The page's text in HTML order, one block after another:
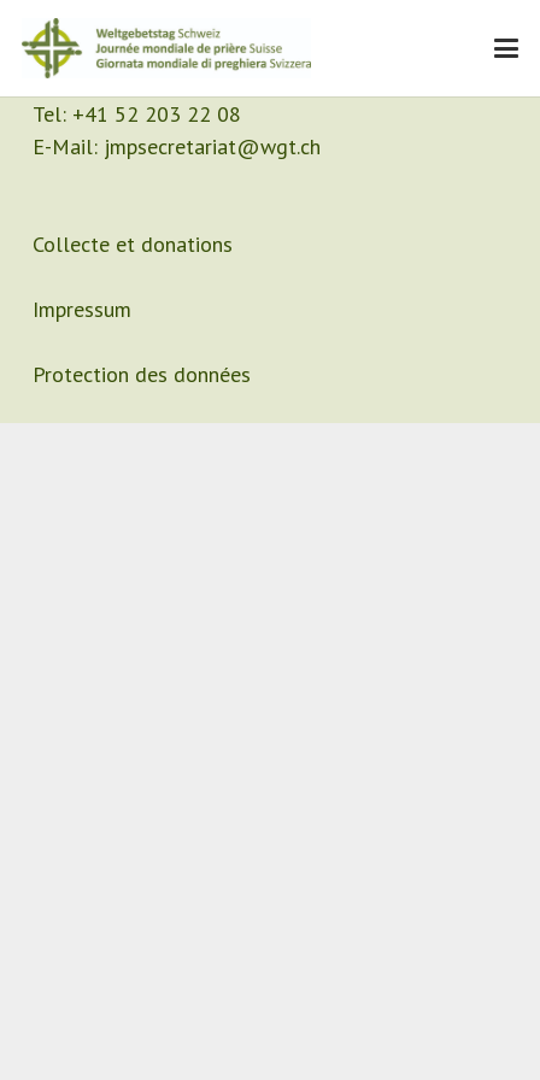
Contact
Secrétariat
Tel: +41 52 203 22 08
E-Mail: jmpsecretariat@wgt.ch
Collecte et donations
Impressum
Protection des données